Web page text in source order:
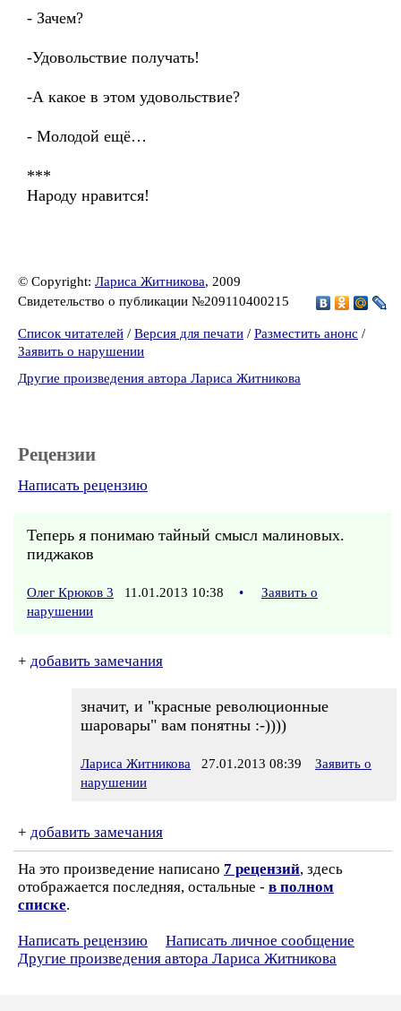
- Зачем?
-Удовольствие получать!
-А какое в этом удовольствие?
- Молодой ещё…
***
Народу нравится!
© Copyright: Лариса Житникова, 2009
Свидетельство о публикации №209110400215
Список читателей / Версия для печати / Разместить анонс /
Заявить о нарушении
Другие произведения автора Лариса Житникова
Рецензии
Написать рецензию
Теперь я понимаю тайный смысл малиновых.
пиджаков
Олег Крюков 3 11.01.2013 10:38 •
Заявить о
нарушении
+ добавить замечания
значит, и "красные революционные
шаровары" вам понятны :-))))
Лариса Житникова 27.01.2013 08:39
Заявить о
нарушении
+ добавить замечания
На это произведение написано 7 рецензий, здесь
отображается последняя, остальные - в полном
списке.
Написать рецензию
Написать личное сообщение
Другие произведения автора Лариса Житникова